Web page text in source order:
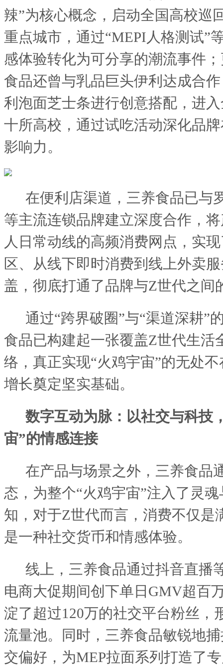
辣”为核心概念，启动全国高校巡
重点城市，通过“MEPI人格测试”
感体验转化为可分享的潮流事件
食品还曾与乳品巨头伊利达成合
利泡面芝士条进行创意搭配，进
十所高校，通过试吃活动深化品
影响力。
在便利店渠道，三养食品已与
等主流连锁品牌建立深度合作，
人日常动线的高频消费网点，实
区、从线下即时消费到线上外卖
盖，彻底打通了品牌与Z世代之间
通过“跨界破圈”与“渠道深耕”
食品已构建起一张覆盖Z世代生活
络，真正实现“火鸡宇宙”的无处
增长奠定坚实基础。
数字互动为脉：以社交与科技
宙”的情感连接
在产品与场景之外，三养食品
态，为整个“火鸡宇宙”注入了灵
知，对于Z世代而言，消费不仅是
是一种社交货币和情感体验。
线上，三养食品通过抖音直播
电商大促期间创下单日 GMV超百
淀了超过120万的社交平台粉丝，
流量池。同时，三养食品敏锐地
交偏好，为MEP拉面系列打造了